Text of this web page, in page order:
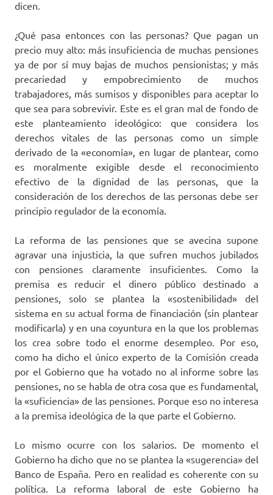
dicen.
¿Qué pasa entonces con las personas? Que pagan un
precio muy alto: más insuficiencia de muchas pensiones
ya de por sí muy bajas de muchos pensionistas; y más
precariedad y empobrecimiento de muchos
trabajadores, más sumisos y disponibles para aceptar lo
que sea para sobrevivir. Este es el gran mal de fondo de
este planteamiento ideológico: que considera los
derechos vitales de las personas como un simple
derivado de la «economía», en lugar de plantear, como
es moralmente exigible desde el reconocimiento
efectivo de la dignidad de las personas, que la
consideración de los derechos de las personas debe ser
principio regulador de la economía.
La reforma de las pensiones que se avecina supone
agravar una injusticia, la que sufren muchos jubilados
con pensiones claramente insuficientes. Como la
premisa es reducir el dinero público destinado a
pensiones, solo se plantea la «sostenibilidad» del
sistema en su actual forma de financiación (sin plantear
modificarla) y en una coyuntura en la que los problemas
los crea sobre todo el enorme desempleo. Por eso,
como ha dicho el único experto de la Comisión creada
por el Gobierno que ha votado no al informe sobre las
pensiones, no se habla de otra cosa que es fundamental,
la «suficiencia» de las pensiones. Porque eso no interesa
a la premisa ideológica de la que parte el Gobierno.
Lo mismo ocurre con los salarios. De momento el
Gobierno ha dicho que no se plantea la «sugerencia» del
Banco de España. Pero en realidad es coherente con su
política. La reforma laboral de este Gobierno ha